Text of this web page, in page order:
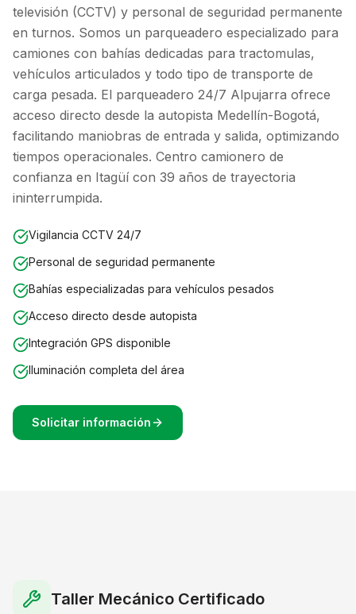
televisión (CCTV) y personal de seguridad permanente
en turnos. Somos un parqueadero especializado para
camiones con bahías dedicadas para tractomulas,
vehículos articulados y todo tipo de transporte de
carga pesada. El parqueadero 24/7 Alpujarra ofrece
acceso directo desde la autopista Medellín-Bogotá,
facilitando maniobras de entrada y salida, optimizando
tiempos operacionales. Centro camionero de
confianza en Itagüí con 39 años de trayectoria
ininterrumpida.
Vigilancia CCTV 24/7
Personal de seguridad permanente
Bahías especializadas para vehículos pesados
Acceso directo desde autopista
Integración GPS disponible
Iluminación completa del área
Solicitar información
Taller Mecánico Certificado